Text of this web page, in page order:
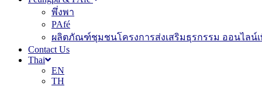
พึ่งพา
PAfé
ผลิตภัณฑ์ชุมชนโครงการส่งเสริมธุรกรรม ออนไลน์
Contact Us
Thai
EN
TH